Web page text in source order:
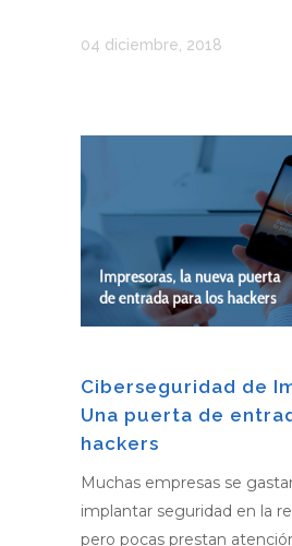
04 diciembre, 2018
Ciberseguridad de
Una puerta de
hackers
Muchas empresas se
implantar seguridad en la
pero pocas prestan